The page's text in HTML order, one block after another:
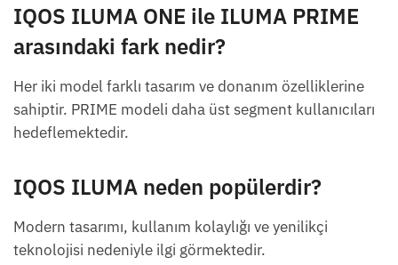
IQOS ILUMA ONE ile ILUMA PRIME
arasındaki fark nedir?
Her iki model farklı tasarım ve donanım özelliklerine
sahiptir. PRIME modeli daha üst segment kullanıcıları
hedeflemektedir.
IQOS ILUMA neden popülerdir?
Modern tasarımı, kullanım kolaylığı ve yenilikçi
teknolojisi nedeniyle ilgi görmektedir.